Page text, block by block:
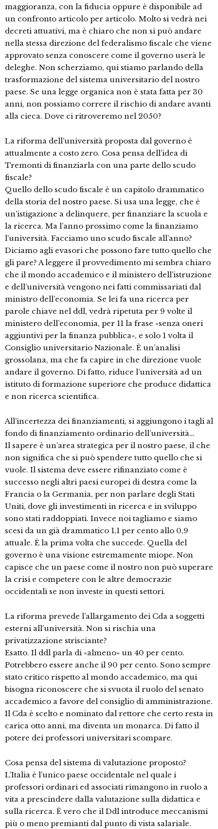
maggioranza, con la fiducia oppure è disponibile ad
un confronto articolo per articolo. Molto si vedrà nei
decreti attuativi, ma è chiaro che non si può andare
nella stessa direzione del federalismo fiscale che viene
approvato senza conoscere come il governo userà le
deleghe. Non scherziamo, qui stiamo parlando della
trasformazione del sistema universitario del nostro
paese. Se una legge organica non è stata fatta per 30
anni, non possiamo correre il rischio di andare avanti
alla cieca. Dove ci ritroveremo nel 2050?
La riforma dell’università proposta dal governo è
attualmente a costo zero. Cosa pensa dell’idea di
Tremonti di finanziarla con una parte dello scudo
fiscale?
Quello dello scudo fiscale è un capitolo drammatico
della storia del nostro paese. Si usa una legge, che è
un’istigazione a delinquere, per finanziare la scuola e
la ricerca. Ma l’anno prossimo come la finanziamo
l’università. Facciamo uno scudo fiscale all’anno?
Diciamo agli evasori che possono fare tutto quello che
gli pare? A leggere il provvedimento mi sembra chiaro
che il mondo accademico e il ministero dell’istruzione
e dell’università vengono nei fatti commissariati dal
ministro dell’economia. Se lei fa una ricerca per
parole chiave nel ddl, vedrà ripetuta per 9 volte il
ministero dell’economia, per 11 la frase «senza oneri
aggiuntivi per la finanza pubblica», e solo 1 volta il
Consiglio universitario Nazionale. È un’analisi
grossolana, ma che fa capire in che direzione vuole
andare il governo. Di fatto, riduce l’università ad un
istituto di formazione superiore che produce didattica
e non ricerca scientifica.
All’incertezza dei finanziamenti, si aggiungono i tagli al
fondo di finanziamento ordinario dell’università…
Il sapere è un’area strategica per il nostro paese, il che
non significa che si può spendere tutto quello che si
vuole. Il sistema deve essere rifinanziato come è
successo negli altri paesi europei di destra come la
Francia o la Germania, per non parlare degli Stati
Uniti, dove gli investimenti in ricerca e in sviluppo
sono stati raddoppiati. Invece noi tagliamo e siamo
scesi da un già drammatico 1,1 per cento allo 0,9
attuale. È la prima volta che succede. Quella del
governo è una visione estremamente miope. Non
capisce che un paese come il nostro non può superare
la crisi e competere con le altre democrazie
occidentali se non investe in questi settori.
La riforma prevede l’allargamento dei Cda a soggetti
esterni all’università. Non si rischia una
privatizzazione strisciante?
Esatto. Il ddl parla di «almeno» un 40 per cento.
Potrebbero essere anche il 90 per cento. Sono sempre
stato critico rispetto al mondo accademico, ma qui
bisogna riconoscere che si svuota il ruolo del senato
accademico a favore del consiglio di amministrazione.
Il Cda è scelto e nominato dal rettore che certo resta in
carica otto anni, ma diventa un monarca. Di fatto il
potere dei professori universitari scompare.
Cosa pensa del sistema di valutazione proposto?
L’Italia è l’unico paese occidentale nel quale i
professori ordinari ed associati rimangono in ruolo a
vita a prescindere dalla valutazione sulla didattica e
sulla ricerca. È vero che il Ddl introduce meccanismi
più o meno premianti dal punto di vista salariale.